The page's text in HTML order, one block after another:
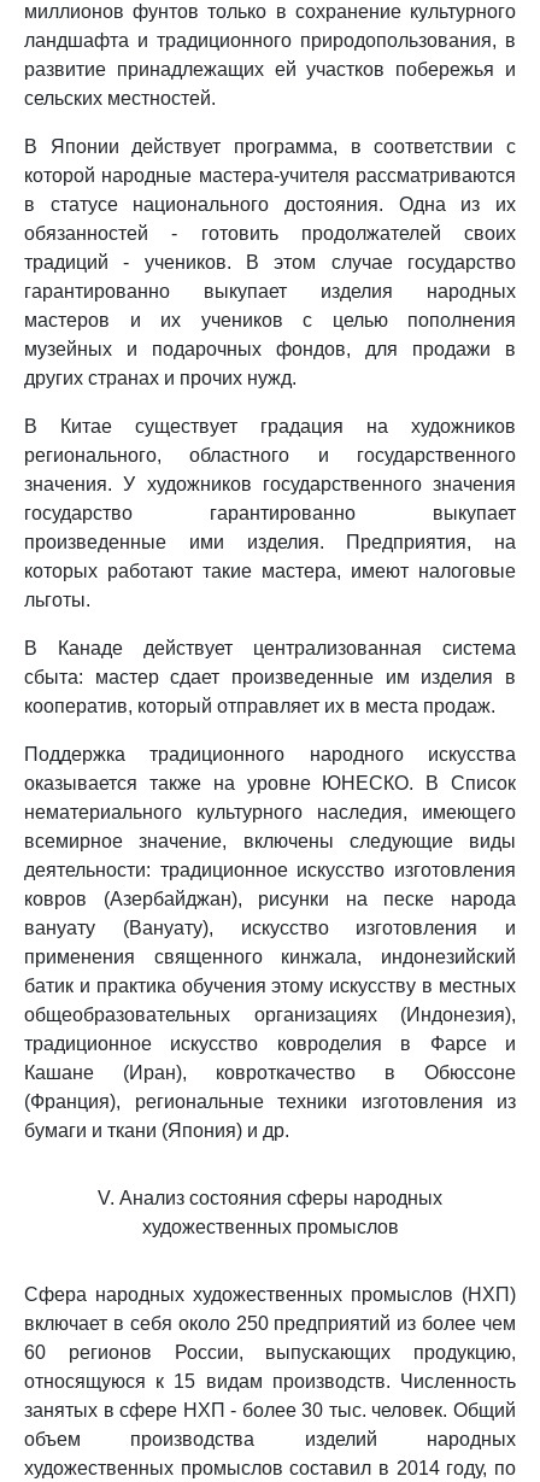
миллионов фунтов только в сохранение культурного
ландшафта и традиционного природопользования, в
развитие принадлежащих ей участков побережья и
сельских местностей.
В Японии действует программа, в соответствии с
которой народные мастера-учителя рассматриваются
в статусе национального достояния. Одна из их
обязанностей - готовить продолжателей своих
традиций - учеников. В этом случае государство
гарантированно выкупает изделия народных
мастеров и их учеников с целью пополнения
музейных и подарочных фондов, для продажи в
других странах и прочих нужд.
В Китае существует градация на художников
регионального, областного и государственного
значения. У художников государственного значения
государство гарантированно выкупает
произведенные ими изделия. Предприятия, на
которых работают такие мастера, имеют налоговые
льготы.
В Канаде действует централизованная система
сбыта: мастер сдает произведенные им изделия в
кооператив, который отправляет их в места продаж.
Поддержка традиционного народного искусства
оказывается также на уровне ЮНЕСКО. В Список
нематериального культурного наследия, имеющего
всемирное значение, включены следующие виды
деятельности: традиционное искусство изготовления
ковров (Азербайджан), рисунки на песке народа
вануату (Вануату), искусство изготовления и
применения священного кинжала, индонезийский
батик и практика обучения этому искусству в местных
общеобразовательных организациях (Индонезия),
традиционное искусство ковроделия в Фарсе и
Кашане (Иран), ковроткачество в Обюссоне
(Франция), региональные техники изготовления из
бумаги и ткани (Япония) и др.
V. Анализ состояния сферы народных
художественных промыслов
Сфера народных художественных промыслов (НХП)
включает в себя около 250 предприятий из более чем
60 регионов России, выпускающих продукцию,
относящуюся к 15 видам производств. Численность
занятых в сфере НХП - более 30 тыс. человек. Общий
объем производства изделий народных
художественных промыслов составил в 2014 году, по